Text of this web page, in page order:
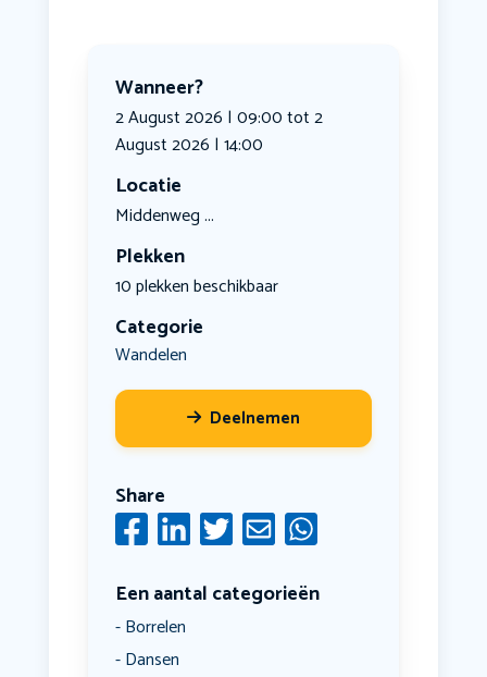
Wanneer?
2 August 2026 | 09:00 tot 2
August 2026 | 14:00
Locatie
Middenweg ...
Plekken
10 plekken beschikbaar
Categorie
Wandelen
Deelnemen
Share
Een aantal categorieën
Borrelen
Dansen